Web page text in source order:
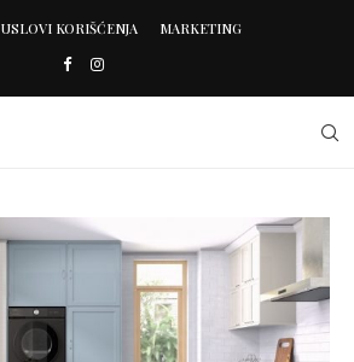
USLOVI KORIŠĆENJA MARKETING